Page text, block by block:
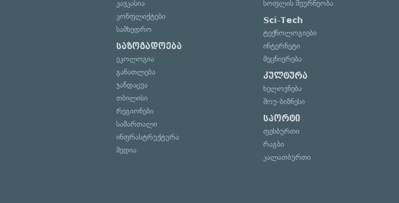
კავკასია
კონფლიქტები
სამხედრო
საზოგადოება
ეკოლოგია
განათლება
ჯანდაცვა
თბილისი
რეგიონები
სამართალი
ინფრასტრუქტურა
მედია
სოფლის მეურნეობა
Sci-Tech
ტექნოლოგიები
ინტერნეტი
მეცნიერება
კულტურა
ხელოვნება
შოუ-ბიზნესი
სპორტი
ფეხბურთი
რაგბი
კალათბურთი